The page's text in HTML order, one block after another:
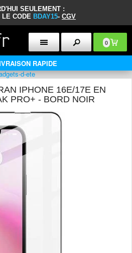
SEULEMENT :
LE CODE BDAY15- CGV
0
RAPIDE
IPHONE 16E/17E EN
PRO+ - BORD NOIR